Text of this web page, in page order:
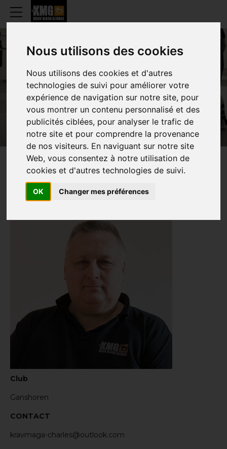
Nous utilisons des cookies
Nous utilisons des cookies et d'autres
technologies de suivi pour améliorer votre
expérience de navigation sur notre site, pour
vous montrer un contenu personnalisé et des
publicités ciblées, pour analyser le trafic de
notre site et pour comprendre la provenance
de nos visiteurs. En naviguant sur notre site
Web, vous consentez à notre utilisation de
cookies et d'autres technologies de suivi.
OK Changer mes préférences
CHARLES DE GRÈVE
PRESENTATIE
Club
Ganshoren
CONTACT
kravmaga-charles@outlook.com